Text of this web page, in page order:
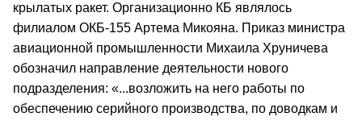
крылатых ракет. Организационно КБ являлось
филиалом ОКБ-155 Артема Микояна. Приказ министра
авиационной промышленности Михаила Хруничева
обозначил направление деятельности нового
подразделения: «...возложить на него работы по
обеспечению серийного производства, по доводкам и